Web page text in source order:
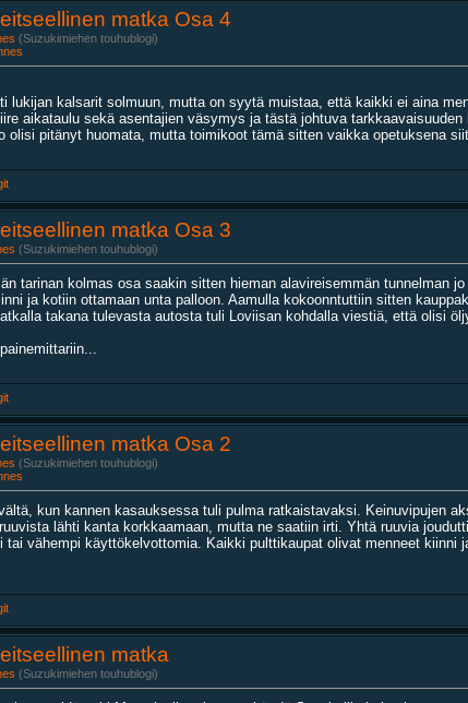
matka Osa 4
(Suzukimiehen touhublogi)
lukijan kalsarit solmuun, mutta on syytä muistaa, että kaikki ei aina
aikataulu sekä asentajien väsymys ja tästä johtuva
olisi pitänyt huomata, mutta toimikoot tämä sitten vaikka opetuksena
matka Osa 3
(Suzukimiehen touhublogi)
tarinan kolmas osa saakin sitten hieman alavireisemmän tunnelman
ja kotiin ottamaan unta palloon. Aamulla kokoonntuttiin sitten
takana tulevasta autosta tuli Loviisan kohdalla viestiä, että olisi
matka Osa 2
(Suzukimiehen touhublogi)
kun kannen kasauksessa tuli pulma ratkaistavaksi. Keinuvipujen
lähti kanta korkkaamaan, mutta ne saatiin irti. Yhtä ruuvia
tai vähempi käyttökelvottomia. Kaikki pulttikaupat olivat menneet kiinni
matka
(Suzukimiehen touhublogi)